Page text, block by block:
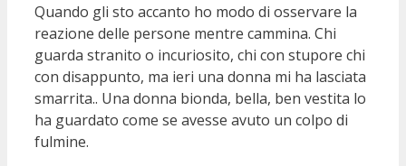
Quando gli sto accanto ho modo di osservare la
reazione delle persone mentre cammina. Chi
guarda stranito o incuriosito, chi con stupore chi
con disappunto, ma ieri una donna mi ha lasciata
smarrita.. Una donna bionda, bella, ben vestita lo
ha guardato come se avesse avuto un colpo di
fulmine.